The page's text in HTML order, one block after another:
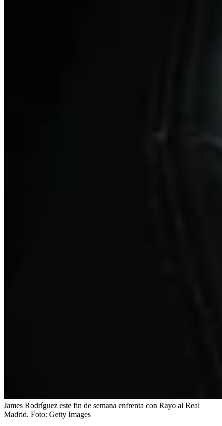
James Rodríguez este fin de semana enfrenta con Rayo al Real
Madrid. Foto: Getty Images